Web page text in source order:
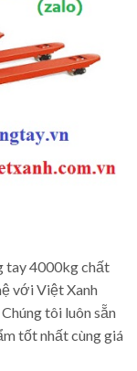
tay 4000kg chất
với Việt Xanh
. Chúng tôi luôn sẵn
tốt nhất cùng giá